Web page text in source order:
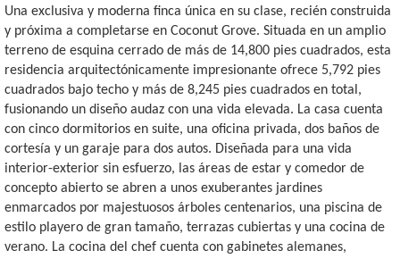
Una exclusiva y moderna finca única en su clase, recién construida
y próxima a completarse en Coconut Grove. Situada en un amplio
terreno de esquina cerrado de más de 14,800 pies cuadrados, esta
residencia arquitectónicamente impresionante ofrece 5,792 pies
cuadrados bajo techo y más de 8,245 pies cuadrados en total,
fusionando un diseño audaz con una vida elevada. La casa cuenta
con cinco dormitorios en suite, una oficina privada, dos baños de
cortesía y un garaje para dos autos. Diseñada para una vida
interior-exterior sin esfuerzo, las áreas de estar y comedor de
concepto abierto se abren a unos exuberantes jardines
enmarcados por majestuosos árboles centenarios, una piscina de
estilo playero de gran tamaño, terrazas cubiertas y una cocina de
verano. La cocina del chef cuenta con gabinetes alemanes,